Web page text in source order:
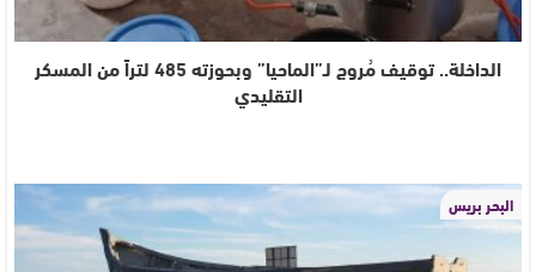
الداخلة.. توقيف مُروج لـ”الماحيا” وبحوزته 485 لتراً من المسكر
التقليدي
البحر بريس